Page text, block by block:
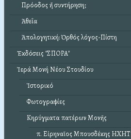
Πρόοδος ἤ συντήρηση;
Ἀθεΐα
Ἀπολογητική: Ὀρθός λόγος-Πίστη
Ἐκδόσεις "ΣΠΟΡΑ"
Ἱερά Μονή Νέου Στουδίου
Ἱστορικό
Φωτογραφίες
Κηρύγματα πατέρων Μονῆς
π. Εἰρηναῖος Μπουσδέκης ΗΧΗΤ